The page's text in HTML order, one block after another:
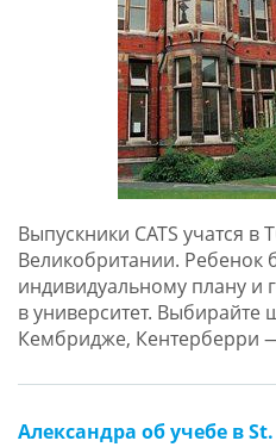
Выпускники CATS учатся в
Великобритании. Ребенок
индивидуальному плану и
в университет. Выбирайте
Кембридже, Кентерберри
Александра об учебе в